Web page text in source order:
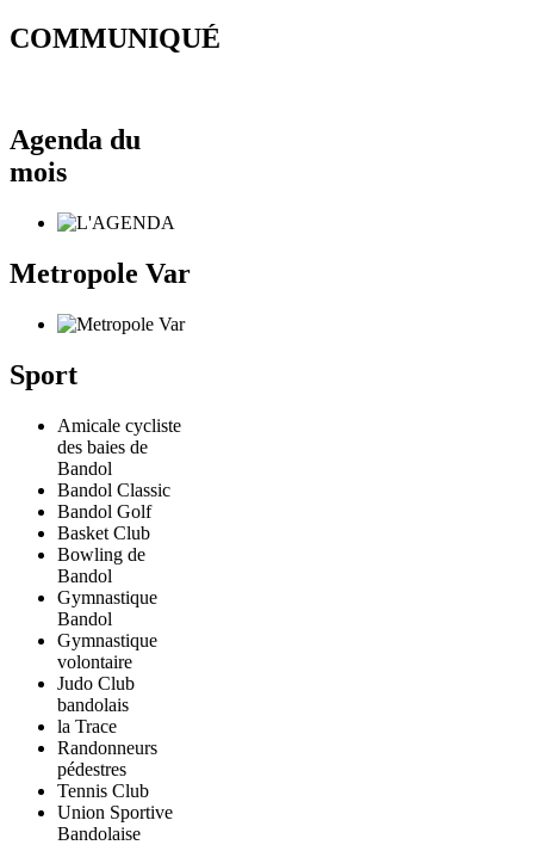
COMMUNIQUÉ
Agenda du
mois
Metropole Var
Sport
Amicale cycliste
des baies de
Bandol
Bandol Classic
Bandol Golf
Basket Club
Bowling de
Bandol
Gymnastique
Bandol
Gymnastique
volontaire
Judo Club
bandolais
la Trace
Randonneurs
pédestres
Tennis Club
Union Sportive
Bandolaise